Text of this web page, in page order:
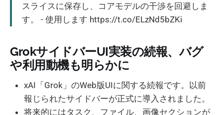
スライスに保存し、コアモデルの干渉を回避しま
す。 - 使用します https://t.co/ELzNd5bZKi
GrokサイドバーUI実装の続報、バグ
や利用動機も明らかに
xAI「Grok」のWeb版UIに関する続報です。以前
報じられたサイドバーが正式に導入されました。
将来的にはタスク、ファイル、画像セクションが